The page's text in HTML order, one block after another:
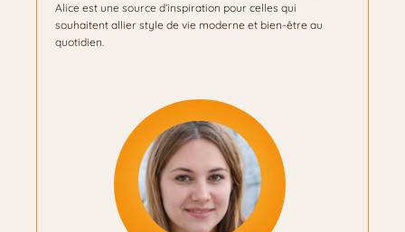
Alice est une source d’inspiration pour celles qui
souhaitent allier style de vie moderne et bien-être au
quotidien.